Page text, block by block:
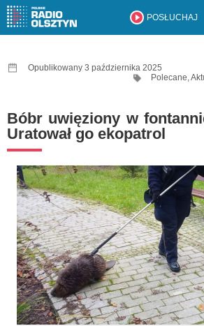
POSŁUCHAJ
Opublikowany 3 października 2025
Polecane,
Bóbr uwięziony w
Uratował go ekopatrol